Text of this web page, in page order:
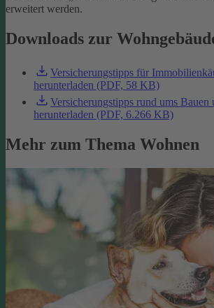
erweitert werden.
Downloads zur
Versicherungstipps für
herunterladen (PDF, 58 KB)
Versicherungstipps rund ums Bauen
herunterladen (PDF, 6.266 KB)
Mehr zum Thema Wohnen